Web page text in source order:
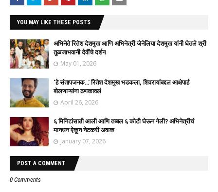
YOU MAY LIKE THESE POSTS
अभिनेते रितेश देशमुख आणि अभिनेत्री जेनेलिया देशमुख यांनी घेतले श्री
तुळजाभवानी देवींचे दर्शन
May 01, 2026
‘हे संतापजनक…’ रितेश देशमुख भडकला, शिवरायांबद्दल आक्षेपार्ह
बोलणाऱ्यांना ठणकावलं
April 26, 2026
६ मिनिटांसाठी आली आणि तब्बल ६ कोटी घेऊन गेली? अभिनेत्रीचं
मानधन ऐकून नेटकरी अवाक
January 07, 2026
POST A COMMENT
0 Comments